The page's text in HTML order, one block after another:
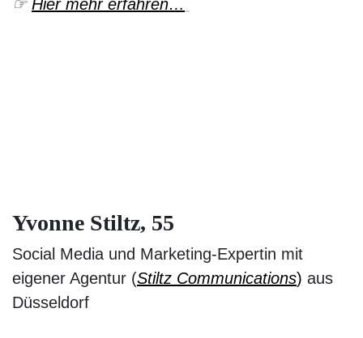
☞ Hier mehr erfahren…
Yvonne Stiltz, 55
Social Media und Marketing-Expertin mit
eigener Agentur (Stiltz Communications) aus
Düsseldorf